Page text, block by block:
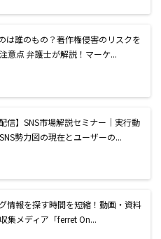
は誰のもの？著作権侵害のリスクを
意点 弁護士が解説！マーケ...
信】SNS市場解説セミナー｜実行動
勢力図の現在とユーザーの...
情報を探す時間を短縮！動画・資料
集メディア「ferret On...